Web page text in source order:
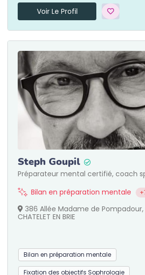
Voir Le Profil
Steph Goupil
Préparateur mental certifié, coach
Bilan en préparation mentale
386 Allée Madame de Pompadour,
CHATELET EN BRIE
Bilan en préparation mentale
Fixation des objectifs Sophrologie